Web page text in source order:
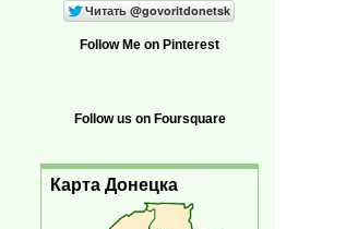
Follow Me on Pinterest
Follow us on Foursquare
Карта Донецка